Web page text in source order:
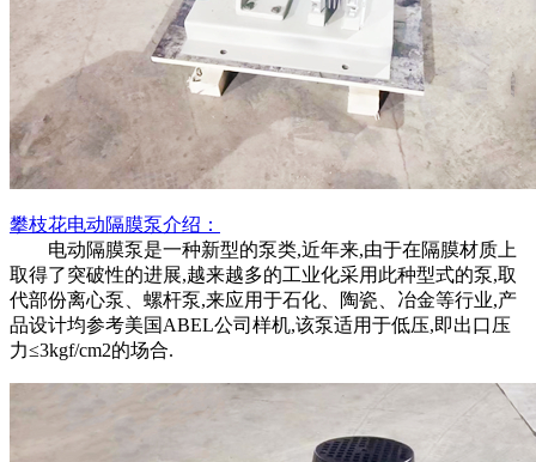
攀枝花电动隔膜泵介绍：
电动隔膜泵是一种新型的泵类,近年来,由于在隔膜材质上
取得了突破性的进展,越来越多的工业化采用此种型式的泵,取
代部份离心泵、螺杆泵,来应用于石化、陶瓷、冶金等行业,产
品设计均参考美国ABEL公司样机,该泵适用于低压,即出口压
力≤3kgf/cm2的场合.